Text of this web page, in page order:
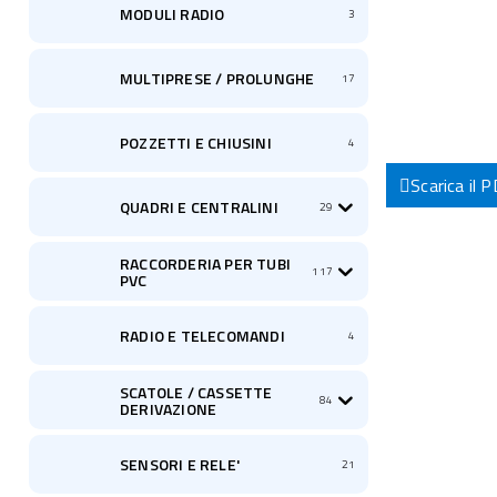
Scarica il
MODULI RADIO 3
MULTIPRESE / PROLUNGHE 17
POZZETTI E CHIUSINI 4
QUADRI E CENTRALINI 29
RACCORDERIA PER TUBI
PVC 117
RADIO E TELECOMANDI 4
SCATOLE / CASSETTE
DERIVAZIONE 84
SENSORI E RELE' 21